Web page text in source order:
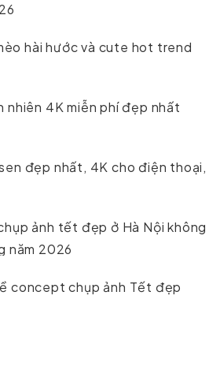
hài hước và cute hot trend
nhiên 4K miễn phí đẹp nhất
đẹp nhất, 4K cho điện thoại,
ảnh tết đẹp ở Hà Nội không
năm 2026
concept chụp ảnh Tết đẹp